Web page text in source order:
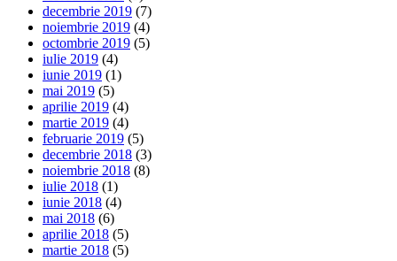
decembrie 2019 (7)
noiembrie 2019 (4)
octombrie 2019 (5)
iulie 2019 (4)
iunie 2019 (1)
mai 2019 (5)
aprilie 2019 (4)
martie 2019 (4)
februarie 2019 (5)
decembrie 2018 (3)
noiembrie 2018 (8)
iulie 2018 (1)
iunie 2018 (4)
mai 2018 (6)
aprilie 2018 (5)
martie 2018 (5)